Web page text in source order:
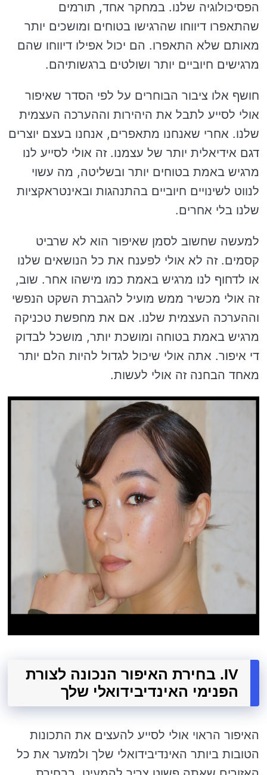
הפסיכולוגיה שלנו. במחקר אחד, תורמים
שהתאפרו דיווחו שהרגישו בטוחים ומושכים יותר
מאותם שלא התאפרו. הם יכול אפילו דיווחו שהם
מרגישים חיוביים יותר ושולטים ברגשותיהם.
חושף אלו ציבור הבוחרים על לפי הסדר שאיפור
אולי לסייע לתבל את היהירות וההערכה העצמית
שלנו. אחרי שאנחנו מתאפרים, אנחנו בעצם יוצרים
דגם אידיאלית יותר של עצמנו. זה אולי לסייע לנו
מרגיש באמת בטוחים יותר ובשליטה, מה עשוי
לנווט לשינויים חיוביים בהתנהגות ובאינטראקציות
שלנו בלי אחרים.
למעשה שחשוב לסמן שאיפור הוא לא שרביט
קסמים. זה לא אולי לפענח את כל הנושאים שלנו
או לדחוף לנו מרגיש באמת כמו מישהו אחר. שוב,
זה אולי מכשיר ממש מועיל להגברת השקט הנפשי
וההערכה העצמית שלנו. אם את מחפשת טכניקה
מרגיש באמת בטוחה ומושכת יותר, מושכל לבדוק
די איפור. אתה אולי שיכול לגדול להיות הלם יותר
מאחד הבחנה זה אולי לעשות.
IV. בחירת האיפור הנכונה לצורת
הפנימי האינדיבידואלי שלך
האיפור הראוי אולי לסייע להעצים את התכונות
הטובות ביותר האינדיבידואלי שלך ולמזער את כל